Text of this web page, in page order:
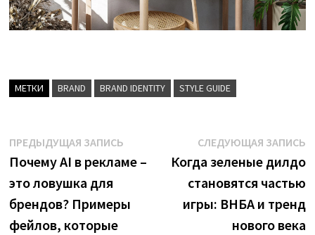
МЕТКИ BRAND BRAND IDENTITY STYLE GUIDE
Навигация
по
записям
ПРЕДЫДУЩАЯ ЗАПИСЬ
запись:
Почему AI в рекламе –
это ловушка для
брендов? Примеры
фейлов, которые
СЛЕДУЮЩАЯ ЗАПИСЬ
Когда зеленые дилдо
становятся частью
игры: ВНБА и тренд
нового века